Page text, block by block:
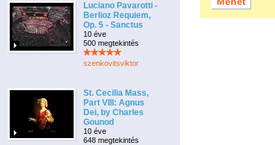
Luciano Pavarotti -
Berlioz Requiem,
Op. 5 - Sanctus
10 éve
500 megtekintés
szenkovitsviktor
St. Cecilia Mass,
Part VIII: Agnus
Dei, by Charles
Gounod
10 éve
648 megtekintés